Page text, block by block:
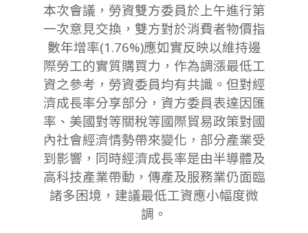
本次會議，勞資雙方委員於上午進行第
一次意見交換，雙方對於消費者物價指
數年增率(1.76%)應如實反映以維持邊
際勞工的實質購買力，作為調漲最低工
資之參考，勞資委員均有共識。但對經
濟成長率分享部分，資方委員表達因匯
率、美國對等關稅等國際貿易政策對國
內社會經濟情勢帶來變化，部分產業受
到影響，同時經濟成長率是由半導體及
高科技產業帶動，傳產及服務業仍面臨
諸多困境，建議最低工資應小幅度微
調。